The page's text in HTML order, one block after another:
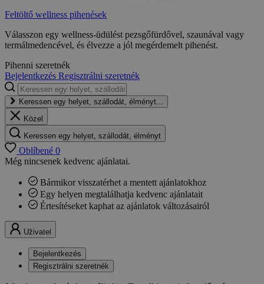
Feltöltő wellness pihenések
Válasszon egy wellness-üdülést pezsgőfürdővel, szaunával vagy
termálmedencével, és élvezze a jól megérdemelt pihenést.
Pihenni szeretnék
Bejelentkezés Regisztrálni szeretnék
Keressen egy helyet, szállodát, élményt...
Közel
Keressen egy helyet, szállodát, élményt
Oblíbené 0
Még nincsenek kedvenc ajánlatai.
Bármikor visszatérhet a mentett ajánlatokhoz
Egy helyen megtalálhatja kedvenc ajánlatait
Értesítéseket kaphat az ajánlatok változásairól
Uživatel
Bejelentkezés
Regisztrálni szeretnék